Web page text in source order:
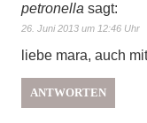
petronella sagt:
26. Juni 2013 um 12:46 Uhr
liebe mara, auch
ANTWORTEN